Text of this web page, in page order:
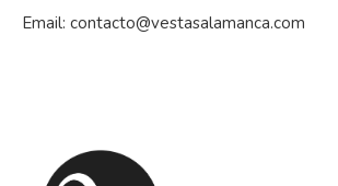
Email: contacto@vestasalamanca.com